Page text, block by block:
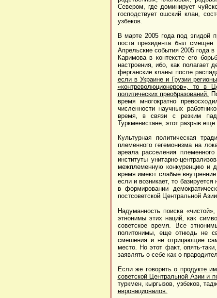
Севером, где доминирует
господствует ошский клан,
узбеков.
В марте 2005 года под эгидой
поста президента был смещен
Апрельские события 2005 года
Каримова в контексте его
настроения, ибо, как полагает
ферганские кланы после
если в Украине и Грузии
«контреволюционеров», то в
политических преобразований.
время многократно
численности научных
время, в связи с резким
Туркменистане, этот разрыв
Культурная политическая
племенного гегемонизма на
ареала расселения
институты унитарно-
межплеменную конкуренцию и
время имеют слабые
если и возникает, то
в формировании
постсоветской Центральной
Надуманность поиска
этнонимы этих наций, как
советское время. Все
политонимы, еще отнюдь не
смешения и не отрицающие
место. Но этот факт, опять-
заявлять о себе как о
Если же говоритьо продукте
советской Центральной Азии и
туркмен, кыргызов, узбеков,
евронационалов.